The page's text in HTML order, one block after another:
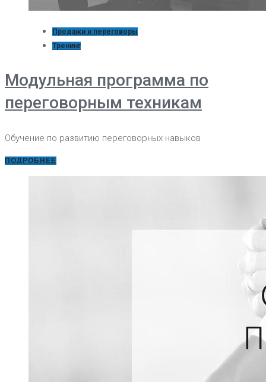
Продажи и переговоры
Тренинг
Модульная программа по
переговорным техникам
Обучение по развитию переговорных навыков
ПОДРОБНЕЕ